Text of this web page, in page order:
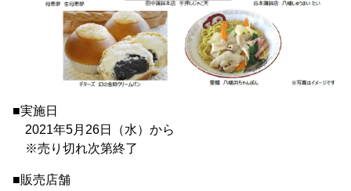
■実施日
2021年5月26日（水）から
※売り切れ次第終了
■販売店舗